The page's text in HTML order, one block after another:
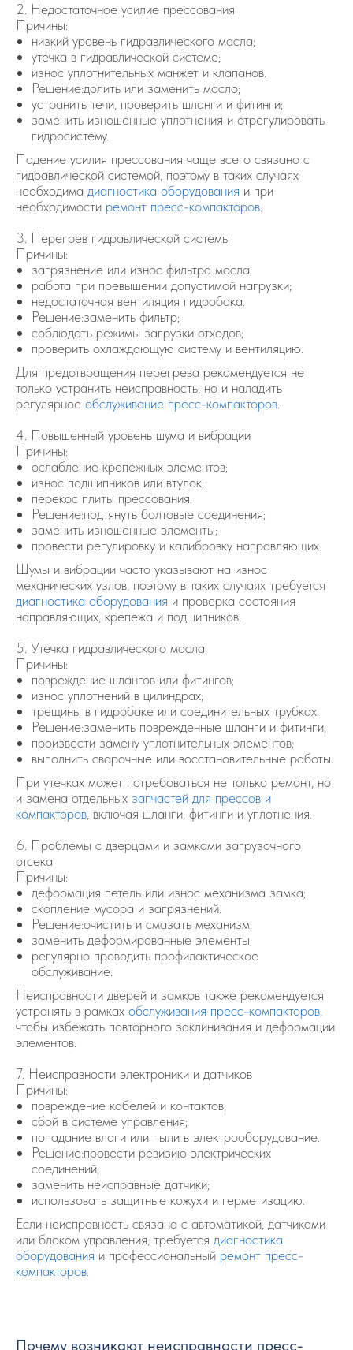
2. Недостаточное усилие прессования
Причины:
низкий уровень гидравлического масла;
утечка в гидравлической системе;
износ уплотнительных манжет и клапанов.
Решение:долить или заменить масло;
устранить течи, проверить шланги и фитинги;
заменить изношенные уплотнения и отрегулировать
гидросистему.
Падение усилия прессования чаще всего связано с
гидравлической системой, поэтому в таких случаях
необходима диагностика оборудования и при
необходимости ремонт пресс-компакторов.
3. Перегрев гидравлической системы
Причины:
загрязнение или износ фильтра масла;
работа при превышении допустимой нагрузки;
недостаточная вентиляция гидробака.
Решение:заменить фильтр;
соблюдать режимы загрузки отходов;
проверить охлаждающую систему и вентиляцию.
Для предотвращения перегрева рекомендуется не
только устранить неисправность, но и наладить
регулярное обслуживание пресс-компакторов.
4. Повышенный уровень шума и вибрации
Причины:
ослабление крепежных элементов;
износ подшипников или втулок;
перекос плиты прессования.
Решение:подтянуть болтовые соединения;
заменить изношенные элементы;
провести регулировку и калибровку направляющих.
Шумы и вибрации часто указывают на износ
механических узлов, поэтому в таких случаях требуется
диагностика оборудования и проверка состояния
направляющих, крепежа и подшипников.
5. Утечка гидравлического масла
Причины:
повреждение шлангов или фитингов;
износ уплотнений в цилиндрах;
трещины в гидробаке или соединительных трубках.
Решение:заменить поврежденные шланги и фитинги;
произвести замену уплотнительных элементов;
выполнить сварочные или восстановительные работы.
При утечках может потребоваться не только ремонт, но
и замена отдельных запчастей для прессов и
компакторов, включая шланги, фитинги и уплотнения.
6. Проблемы с дверцами и замками загрузочного
отсека
Причины:
деформация петель или износ механизма замка;
скопление мусора и загрязнений.
Решение:очистить и смазать механизм;
заменить деформированные элементы;
регулярно проводить профилактическое
обслуживание.
Неисправности дверей и замков также рекомендуется
устранять в рамках обслуживания пресс-компакторов,
чтобы избежать повторного заклинивания и деформации
элементов.
7. Неисправности электроники и датчиков
Причины:
повреждение кабелей и контактов;
сбой в системе управления;
попадание влаги или пыли в электрооборудование.
Решение:провести ревизию электрических
соединений;
заменить неисправные датчики;
использовать защитные кожухи и герметизацию.
Если неисправность связана с автоматикой, датчиками
или блоком управления, требуется диагностика
оборудования и профессиональный ремонт пресс-
компакторов.
Почему возникают неисправности пресс-